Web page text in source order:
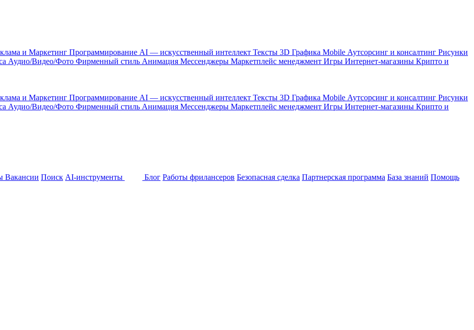
и Маркетинг Программирование AI — искусственный интеллект Тексты 3D Графика Mobile Аутсорсинг и консалтинг Рисунки
Аудио/Видео/Фото Фирменный стиль Анимация Мессенджеры Маркетплейс менеджмент Игры Интернет-магазины Крипто и
и Маркетинг Программирование AI — искусственный интеллект Тексты 3D Графика Mobile Аутсорсинг и консалтинг Рисунки
Аудио/Видео/Фото Фирменный стиль Анимация Мессенджеры Маркетплейс менеджмент Игры Интернет-магазины Крипто и
Вакансии Поиск AI-инструменты Блог Работы фрилансеров Безопасная сделка Партнерская программа База знаний Помощь